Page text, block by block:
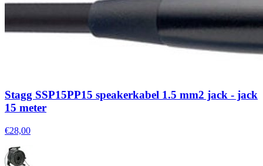
Stagg SSP15PP15 speakerkabel 1.5 mm2 jack - jack
15 meter
€28,00